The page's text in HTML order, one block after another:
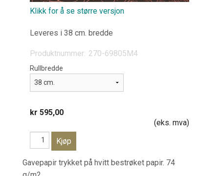
Klikk for å se større versjon
Leveres i 38 cm. bredde
Produktnummer: 270-69805M4
Rullbredde
kr 595,00
(eks. mva)
Gavepapir trykket på hvitt bestrøket papir. 74